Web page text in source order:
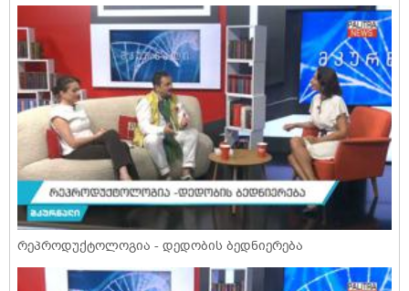
რეპროდუქტოლოგია - დედობის ბედნიერება